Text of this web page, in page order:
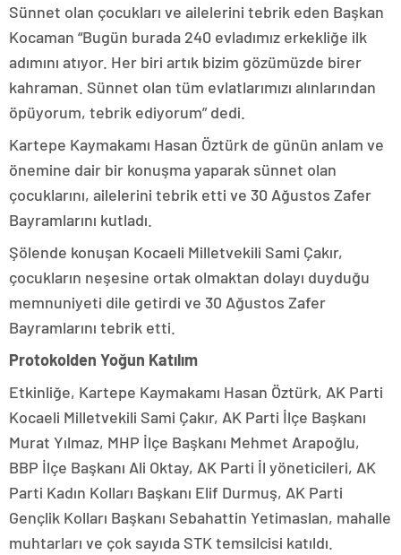
Sünnet olan çocukları ve ailelerini tebrik eden Başkan
Kocaman “Bugün burada 240 evladımız erkekliğe ilk
adımını atıyor. Her biri artık bizim gözümüzde birer
kahraman. Sünnet olan tüm evlatlarımızı alınlarından
öpüyorum, tebrik ediyorum” dedi.
Kartepe Kaymakamı Hasan Öztürk de günün anlam ve
önemine dair bir konuşma yaparak sünnet olan
çocuklarını, ailelerini tebrik etti ve 30 Ağustos Zafer
Bayramlarını kutladı.
Şölende konuşan Kocaeli Milletvekili Sami Çakır,
çocukların neşesine ortak olmaktan dolayı duyduğu
memnuniyeti dile getirdi ve 30 Ağustos Zafer
Bayramlarını tebrik etti.
Protokolden Yoğun Katılım
Etkinliğe, Kartepe Kaymakamı Hasan Öztürk, AK Parti
Kocaeli Milletvekili Sami Çakır, AK Parti İlçe Başkanı
Murat Yılmaz, MHP İlçe Başkanı Mehmet Arapoğlu,
BBP İlçe Başkanı Ali Oktay, AK Parti İl yöneticileri, AK
Parti Kadın Kolları Başkanı Elif Durmuş, AK Parti
Gençlik Kolları Başkanı Sebahattin Yetimaslan, mahalle
muhtarları ve çok sayıda STK temsilcisi katıldı.